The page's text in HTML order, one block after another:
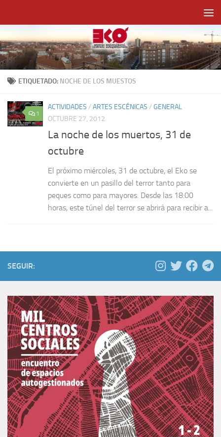
ETIQUETADO: NOCHE DE LOS MUESTOS
1
ACTIVIDADES / ARTES ESCÉNICAS / GENERAL
OCTUBRE 27, 2012
La noche de los muertos, 31 de
octubre
El próximo miércoles, 31 de octubre, el Eko se
convierte en un pasillo del terror tanto para
peques como para mayores. Desde las 18:00
horas, este túnel del terror se abrirá para recibir a...
SEGUIR: